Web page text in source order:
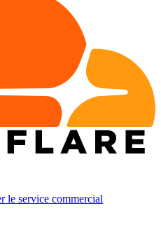
le service commercial